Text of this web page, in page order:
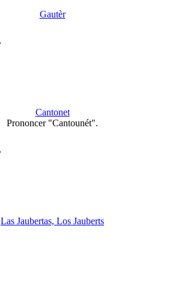
Gautèr
Cantonet
Prononcer "Cantounét".
Las Jaubertas, Los Jauberts